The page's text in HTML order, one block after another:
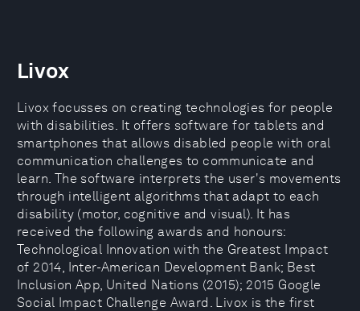
Livox
Livox focusses on creating technologies for people
with disabilities. It offers software for tablets and
smartphones that allows disabled people with oral
communication challenges to communicate and
learn. The software interprets the user's movements
through intelligent algorithms that adapt to each
disability (motor, cognitive and visual). It has
received the following awards and honours:
Technological Innovation with the Greatest Impact
of 2014, Inter-American Development Bank; Best
Inclusion App, United Nations (2015); 2015 Google
Social Impact Challenge Award. Livox is the first